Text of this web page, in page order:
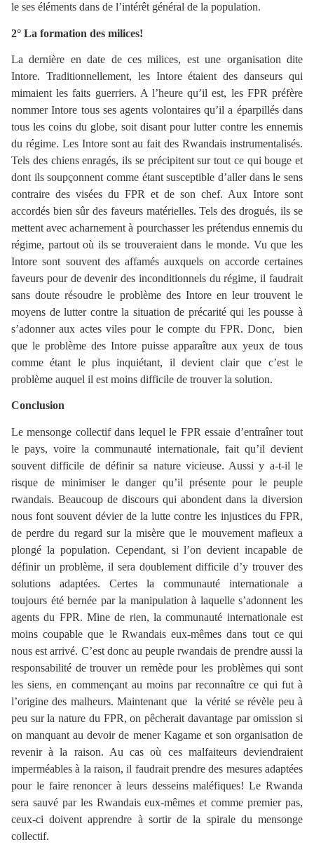
le ses éléments dans de l’intérêt général de la population.
2° La formation des milices!
La dernière en date de ces milices, est une organisation dite
Intore. Traditionnellement, les Intore étaient des danseurs qui
mimaient les faits guerriers. A l’heure qu’il est, les FPR préfère
nommer Intore tous ses agents volontaires qu’il a éparpillés dans
tous les coins du globe, soit disant pour lutter contre les ennemis
du régime. Les Intore sont au fait des Rwandais instrumentalisés.
Tels des chiens enragés, ils se précipitent sur tout ce qui bouge et
dont ils soupçonnent comme étant susceptible d’aller dans le sens
contraire des visées du FPR et de son chef. Aux Intore sont
accordés bien sûr des faveurs matérielles. Tels des drogués, ils se
mettent avec acharnement à pourchasser les prétendus ennemis du
régime, partout où ils se trouveraient dans le monde. Vu que les
Intore sont souvent des affamés auxquels on accorde certaines
faveurs pour de devenir des inconditionnels du régime, il faudrait
sans doute résoudre le problème des Intore en leur trouvent le
moyens de lutter contre la situation de précarité qui les pousse à
s’adonner aux actes viles pour le compte du FPR. Donc, bien
que le problème des Intore puisse apparaître aux yeux de tous
comme étant le plus inquiétant, il devient clair que c’est le
problème auquel il est moins difficile de trouver la solution.
Conclusion
Le mensonge collectif dans lequel le FPR essaie d’entraîner tout
le pays, voire la communauté internationale, fait qu’il devient
souvent difficile de définir sa nature vicieuse. Aussi y a-t-il le
risque de minimiser le danger qu’il présente pour le peuple
rwandais. Beaucoup de discours qui abondent dans la diversion
nous font souvent dévier de la lutte contre les injustices du FPR,
de perdre du regard sur la misère que le mouvement mafieux a
plongé la population. Cependant, si l’on devient incapable de
définir un problème, il sera doublement difficile d’y trouver des
solutions adaptées. Certes la communauté internationale a
toujours été bernée par la manipulation à laquelle s’adonnent les
agents du FPR. Mine de rien, la communauté internationale est
moins coupable que le Rwandais eux-mêmes dans tout ce qui
nous est arrivé. C’est donc au peuple rwandais de prendre aussi la
responsabilité de trouver un remède pour les problèmes qui sont
les siens, en commençant au moins par reconnaître ce qui fut à
l’origine des malheurs. Maintenant que la vérité se révèle peu à
peu sur la nature du FPR, on pêcherait davantage par omission si
on manquant au devoir de mener Kagame et son organisation de
revenir à la raison. Au cas où ces malfaiteurs deviendraient
imperméables à la raison, il faudrait prendre des mesures adaptées
pour le faire renoncer à leurs desseins maléfiques! Le Rwanda
sera sauvé par les Rwandais eux-mêmes et comme premier pas,
ceux-ci doivent apprendre à sortir de la spirale du mensonge
collectif.